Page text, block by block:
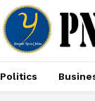
Politics